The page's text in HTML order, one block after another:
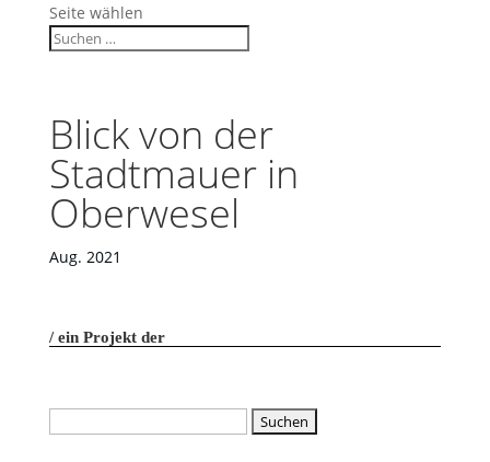
Seite wählen
Blick von der
Stadtmauer in
Oberwesel
Aug. 2021
ein Projekt der